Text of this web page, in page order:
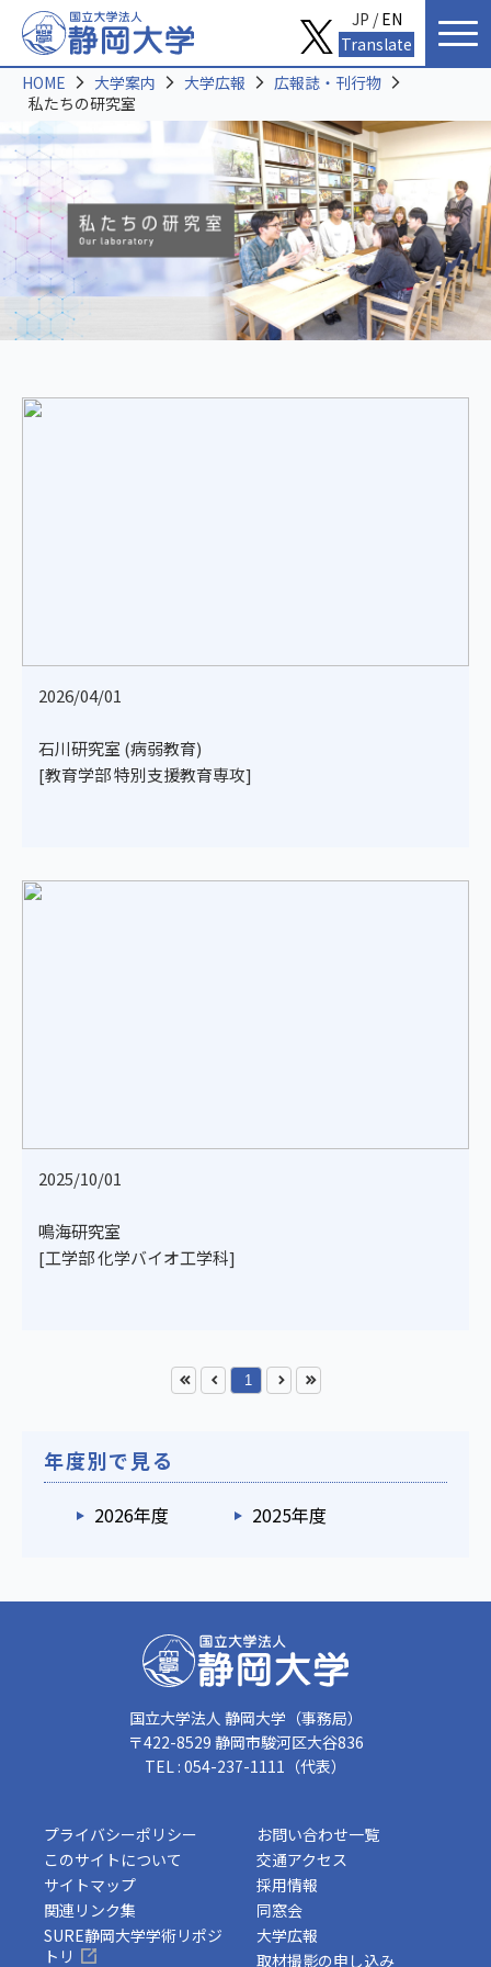
私
たち
の
研
究
室
HOME 大学案内 大学広報
広報誌・刊行物
私たちの研究室
2026/04/01
石川研究室 (病弱教育)
[教育学部 特別支援教育専攻]
2025/10/01
鳴海研究室
[工学部 化学バイオ工学科]
1
年度別で見る
2026年度 2025年度
国立大学法人 静岡大学（事務局）
〒422-8529 静岡市駿河区大谷836
TEL : 054-237-1111（代表）
プライバシーポリシー
このサイトについて
サイトマップ
関連リンク集
お問い合わせ一覧
交通アクセス
採用情報
同窓会
SURE静岡大学学術リポジ
トリ
大学広報
取材撮影の申し込み
JP /EN
Translate